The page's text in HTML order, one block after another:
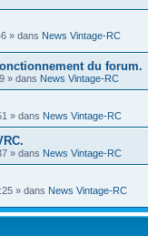
» dans News Vintage-RC
du forum.
» dans News Vintage-RC
» dans News Vintage-RC
» dans News Vintage-RC
» dans News Vintage-RC